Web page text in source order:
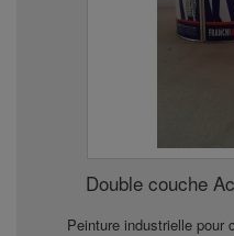
Double couche
Peinture industrielle pour